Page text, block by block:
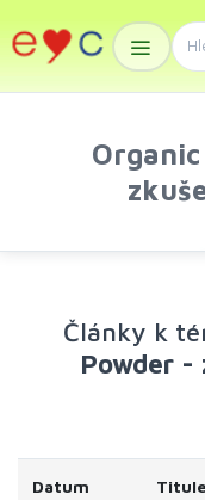
Články k
Powder -
Datum